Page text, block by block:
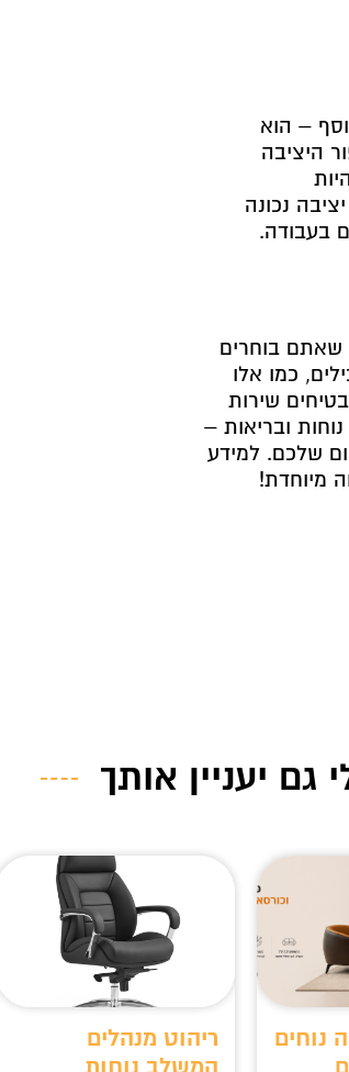
– הוא
היציבה
נכונה
בעבודה.
שאתם בוחרים
כמו אלו
שירות
ובריאות –
שלכם. למידע
גם יעניין אותך
נוחים
ריהוט מנהלים